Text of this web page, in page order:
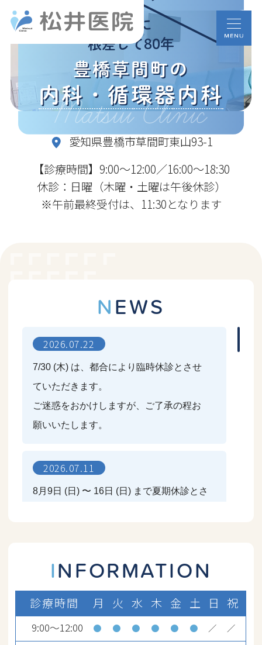
地域に
根差して80年
豊橋草間町の
内科・循環器内科
Matsui Clinic
愛知県豊橋市草間町東山93-1
【診療時間】9:00～12:00／16:00～18:30
休診：日曜（木曜・土曜は午後休診）
※午前最終受付は、11:30となります
NEWS
2026.07.22
7/30 (木) は、都合により臨時休診とさせ
ていただきます。
ご迷惑をおかけしますが、ご了承の程お
願いいたします。
2026.07.11
8月9日 (日) 〜 16日 (日) まで夏期休診とさ
承の程お願いいたします。
2026.06.26
台風8号と7号の接近に伴い、患者
INFORMATION
診療時間 月 火 水 木 金 土 日 祝
9:00～12:00 ● ● ● ● ● ● ／ ／